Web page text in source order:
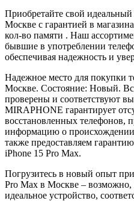
Приобретайте свой
Москве с гарантией в
кол-во памяти . Наш
бывшие в употреблении
обеспечивая надежность и
Надежное место для покупки
Москве. Состояние: Новый.
проверены и соответствуют
MIRAPHONE гарантирует
восстановленных телефонов,
информацию о
также предоставляем
iPhone 15 Pro Max.
Погрузитесь в новый опыт
Pro Max в Москве –
идеальное устройство,